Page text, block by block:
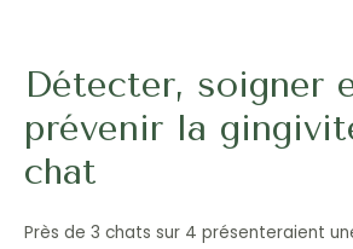
Détecter, soigner
prévenir la
chat
Près de 3 chats sur 4 présenteraient